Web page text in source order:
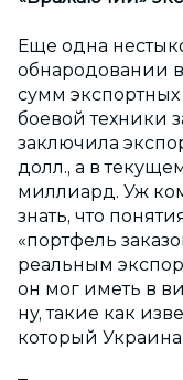
Еще одна
обнародовании
сумм
боевой техники
заключила
долл., а в
миллиард. Уж
знать, что
«портфель
реальным
он мог иметь в
ну, такие как
который